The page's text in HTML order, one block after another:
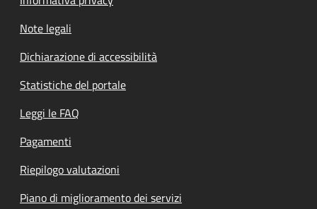
Note legali
Dichiarazione di accessibilità
Statistiche del portale
Leggi le FAQ
Pagamenti
Riepilogo valutazioni
Piano di miglioramento dei servizi